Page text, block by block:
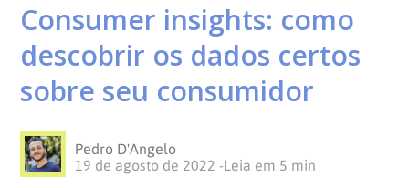
Consumer insights: como
descobrir os dados certos
sobre seu consumidor
Pedro D'Angelo
19 de agosto de 2022 -Leia em 5 min
Dicas
Questionários
Customer
DE
PESQUISA
MATERIAIS
WEBINARS
OSOLUÇÕES